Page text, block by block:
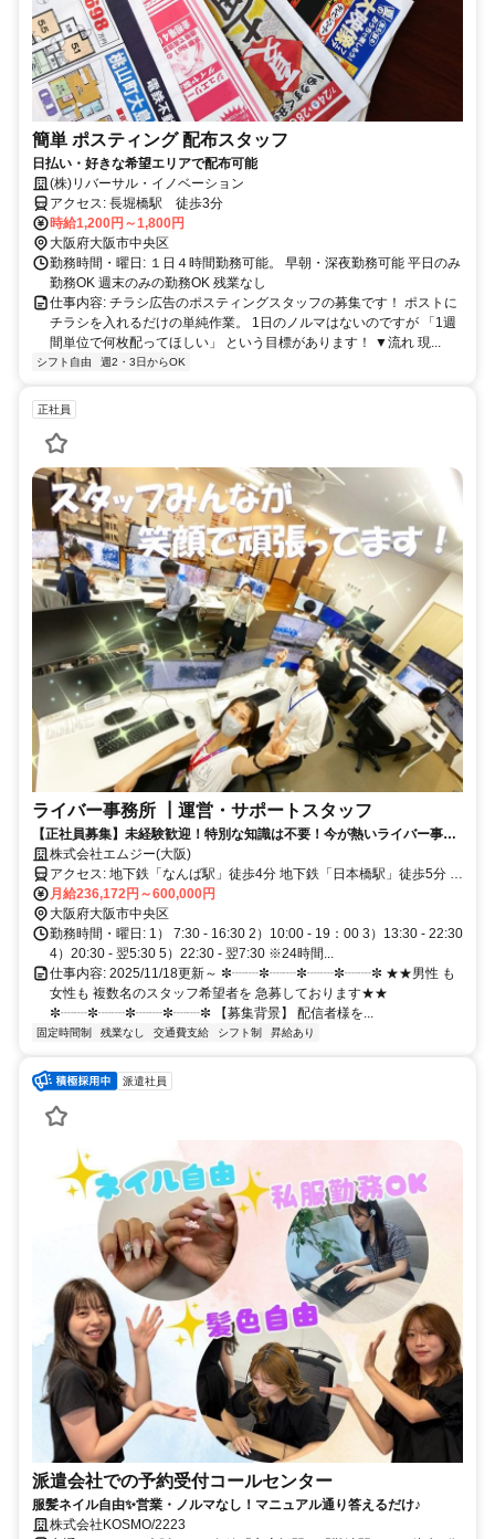
簡単 ポスティング 配布スタッフ
日払い・好きな希望エリアで配布可能
(株)リバーサル・イノベーション
アクセス: 長堀橋駅 徒歩3分
時給1,200円～1,800円
大阪府大阪市中央区
勤務時間・曜日: １日４時間勤務可能。 早朝・深夜勤務可能 平日のみ
勤務OK 週末のみの勤務OK 残業なし
仕事内容: チラシ広告のポスティングスタッフの募集です！ ポストに
チラシを入れるだけの単純作業。 1日のノルマはないのですが 「1週
間単位で何枚配ってほしい」 という目標があります！ ▼流れ 現...
シフト自由 週2・3日からOK
正社員
ライバー事務所 ┃運営・サポートスタッフ
【正社員募集】未経験歓迎！特別な知識は不要！今が熱いライバー事務
所での運営サポート！若手の女性が活 躍中！年間休日120日
株式会社エムジー(大阪)
アクセス: 地下鉄「なんば駅」徒歩4分 地下鉄「日本橋駅」徒歩5分 地
下鉄「心斎橋駅」徒歩8分 近鉄・阪神「大阪難波駅」徒歩6分 近鉄
「近鉄日本橋駅」徒歩6分
月給236,172円～600,000円
大阪府大阪市中央区
勤務時間・曜日: 1） 7:30 - 16:30 2）10:00 - 19：00 3）13:30 - 22:30
4）20:30 - 翌5:30 5）22:30 - 翌7:30 ※24時間...
仕事内容: 2025/11/18更新～ ✼┈┈✼┈┈✼┈┈✼┈┈✼ ★★男性 も
女性も 複数名のスタッフ希望者を 急募しております★★
✼┈┈✼┈┈✼┈┈✼┈┈✼ 【募集背景】 配信者様を...
固定時間制 残業なし 交通費支給 シフト制 昇給あり
派遣社員
派遣会社での予約受付コールセンター
服髪ネイル自由✨営業・ノルマなし！マニュアル通り答えるだけ♪
株式会社KOSMO/2223